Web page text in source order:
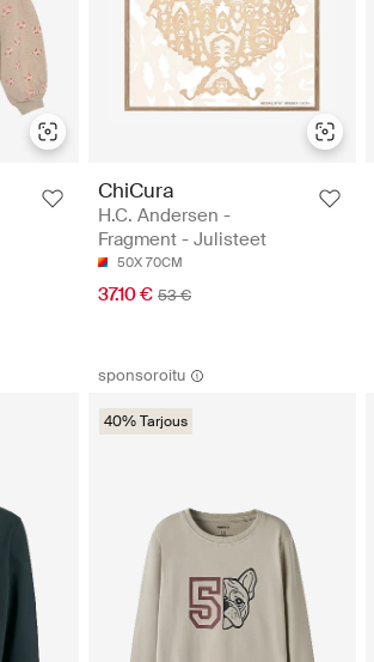
ChiCura
H.C. Andersen -
Fragment - Julisteet
50X 70CM
37.10 € 53 €
sponsoroitu
40% Tarjous